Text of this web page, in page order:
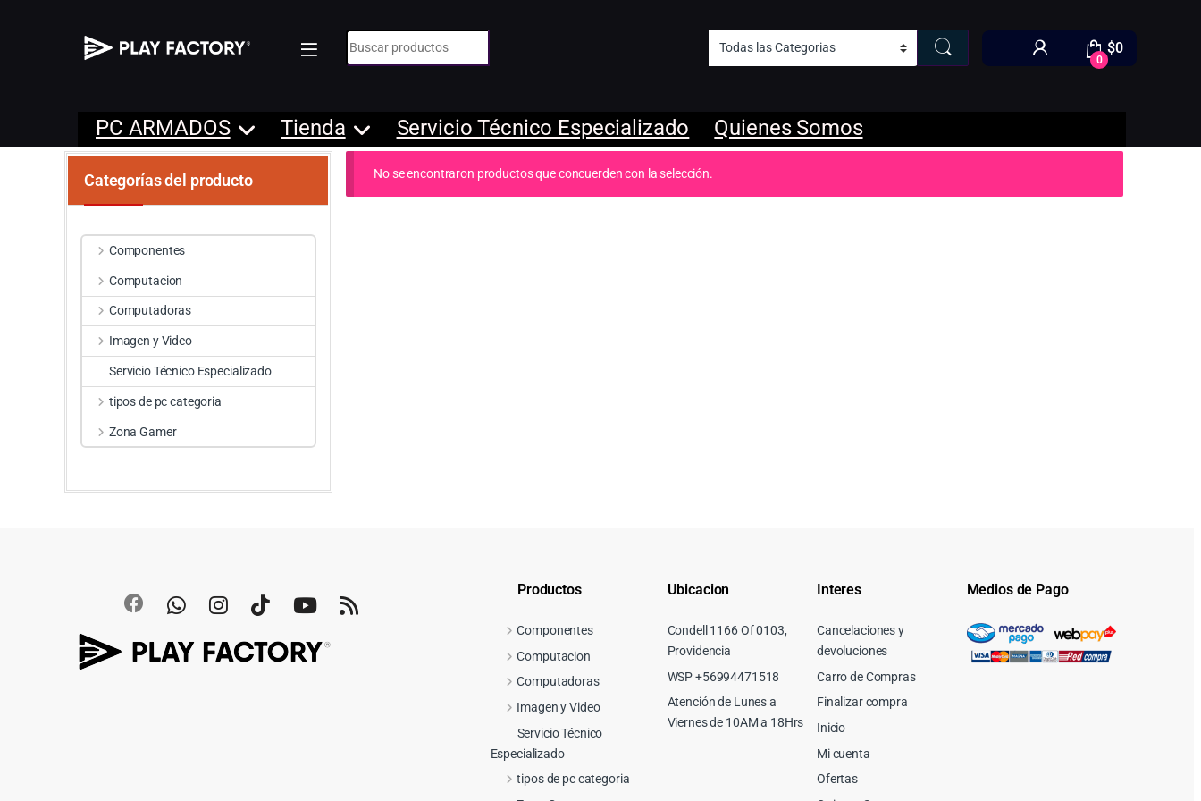
Búsqueda de:
0
$0
PC ARMADOS Tienda Servicio Técnico Especializado Quienes Somos
No se encontraron productos que concuerden con la selección.
Categorías del producto
Componentes
Computacion
Computadoras
Imagen y Video
Servicio Técnico Especializado
tipos de pc categoria
Zona Gamer
Productos
Componentes
Computacion
Computadoras
Imagen y Video
Servicio Técnico
Especializado
tipos de pc categoria
Ubicacion
Condell 1166 Of 0103,
Providencia
WSP +56994471518
Atención de Lunes a
Viernes de 10AM a 18Hrs
Interes
Cancelaciones y
devoluciones
Carro de Compras
Finalizar compra
Inicio
Mi cuenta
Ofertas
Medios de Pago